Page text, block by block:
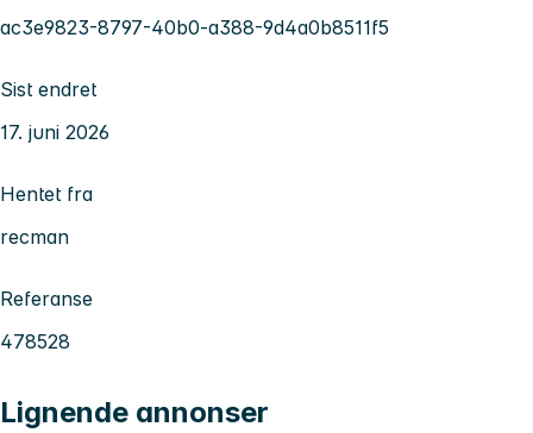
ac3e9823-8797-40b0-a388-9d4a0b8511f5
Sist endret
17. juni 2026
Hentet fra
recman
Referanse
478528
Lignende annonser